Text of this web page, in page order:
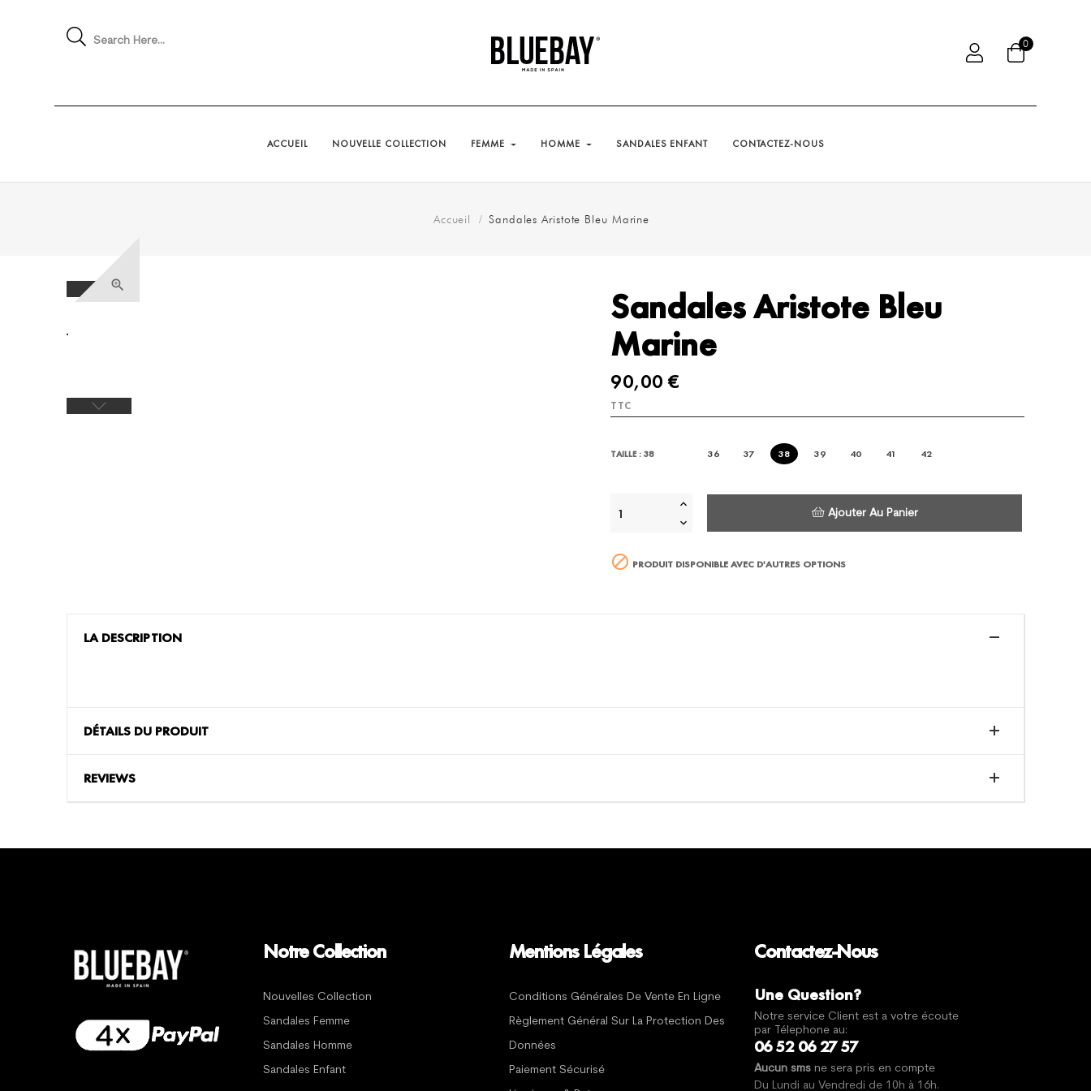
Search Here... 0
ACCUEIL NOUVELLE COLLECTION FEMME HOMME SANDALES ENFANT CONTACTEZ-NOUS
Accueil Sandales Aristote Bleu Marine

Sandales Aristote Bleu
Marine
90,00 €
TTC
TAILLE : 38 36 37 38 39 40 41 42
Ajouter Au Panier
 PRODUIT DISPONIBLE AVEC D'AUTRES OPTIONS
LA DESCRIPTION
DÉTAILS DU PRODUIT
REVIEWS
Notre Collection
Nouvelles Collection
Sandales Femme
Sandales Homme
Sandales Enfant
Mentions Légales
Conditions Générales De Vente En Ligne
Règlement Général Sur La Protection Des
Données
Paiement Sécurisé
Contactez-Nous
Une Question?
Notre service Client est a votre écoute
par Télephone au:
06 52 06 27 57
Aucun sms ne sera pris en compte
Du Lundi au Vendredi de 10h à 16h.